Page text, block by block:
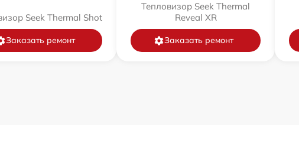
Seek Thermal Shot
Заказать ремонт
Тепловизор Seek Thermal
Reveal XR
Заказать ремонт